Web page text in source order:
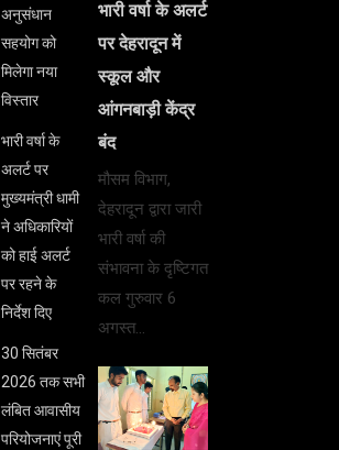
अनुसंधान
सहयोग को
मिलेगा नया
विस्तार
भारी वर्षा के
अलर्ट पर
मुख्यमंत्री धामी
ने अधिकारियों
को हाई अलर्ट
पर रहने के
निर्देश दिए
30 सितंबर
2026 तक सभी
लंबित आवासीय
परियोजनाएं पूरी
भारी वर्षा के अलर्ट
पर देहरादून में
स्कूल और
आंगनबाड़ी केंद्र
बंद
मौसम विभाग,
देहरादून द्वारा जारी
भारी वर्षा की
संभावना के दृष्टिगत
कल गुरुवार 6
अगस्त…